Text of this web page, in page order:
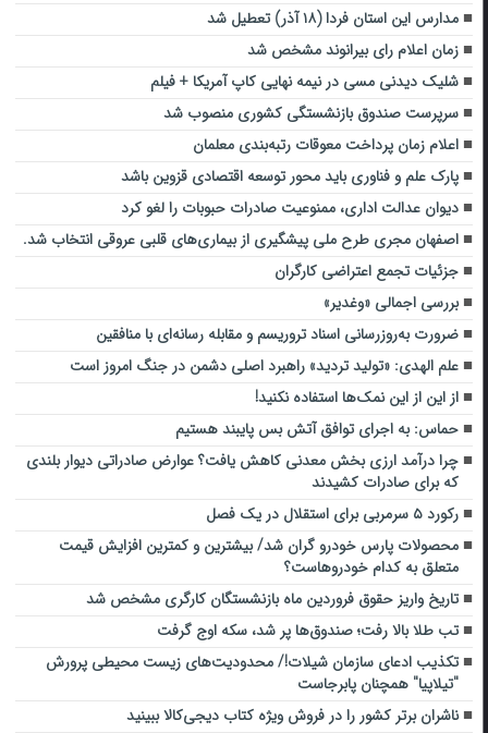
مدارس این استان فردا (۱۸ آذر) تعطیل شد
زمان اعلام رای بیرانوند مشخص شد
شلیک دیدنی مسی در نیمه نهایی کاپ آمریکا + فیلم
سرپرست صندوق بازنشستگی کشوری منصوب شد
اعلام زمان پرداخت معوقات رتبه‌بندی معلمان
پارک علم و فناوری باید محور توسعه اقتصادی قزوین باشد
دیوان عدالت اداری، ممنوعیت صادرات حبوبات را لغو کرد
اصفهان مجری طرح ملی پیشگیری از بیماری‌های قلبی عروقی انتخاب شد.
جزئیات تجمع اعتراضی کارگران
بررسی اجمالی «وغدیر»
ضرورت به‌روزرسانی اسناد تروریسم و مقابله رسانه‌ای با منافقین
علم الهدی: «تولید تردید» راهبرد اصلی دشمن در جنگ امروز است
از این از این نمک‌ها استفاده نکنید!
حماس: به اجرای توافق آتش بس پایبند هستیم
چرا درآمد ارزی بخش معدنی کاهش یافت؟ عوارض صادراتی دیوار بلندی
که برای صادرات کشیدند
رکورد ۵ سرمربی برای استقلال در یک فصل
محصولات پارس خودرو گران شد/ بیشترین و کمترین افزایش قیمت
متعلق به کدام خودروهاست؟
تاریخ واریز حقوق فروردین ماه بازنشستگان کارگری مشخص شد
تب طلا بالا رفت؛ صندوق‌ها پر شد، سکه اوج گرفت
تکذیب ادعای سازمان شیلات!/ محدودیت‌های زیست محیطی پرورش
"تیلاپیا" همچنان پابرجاست
ناشران برتر کشور را در فروش ویژه کتاب دیجی‌کالا ببینید